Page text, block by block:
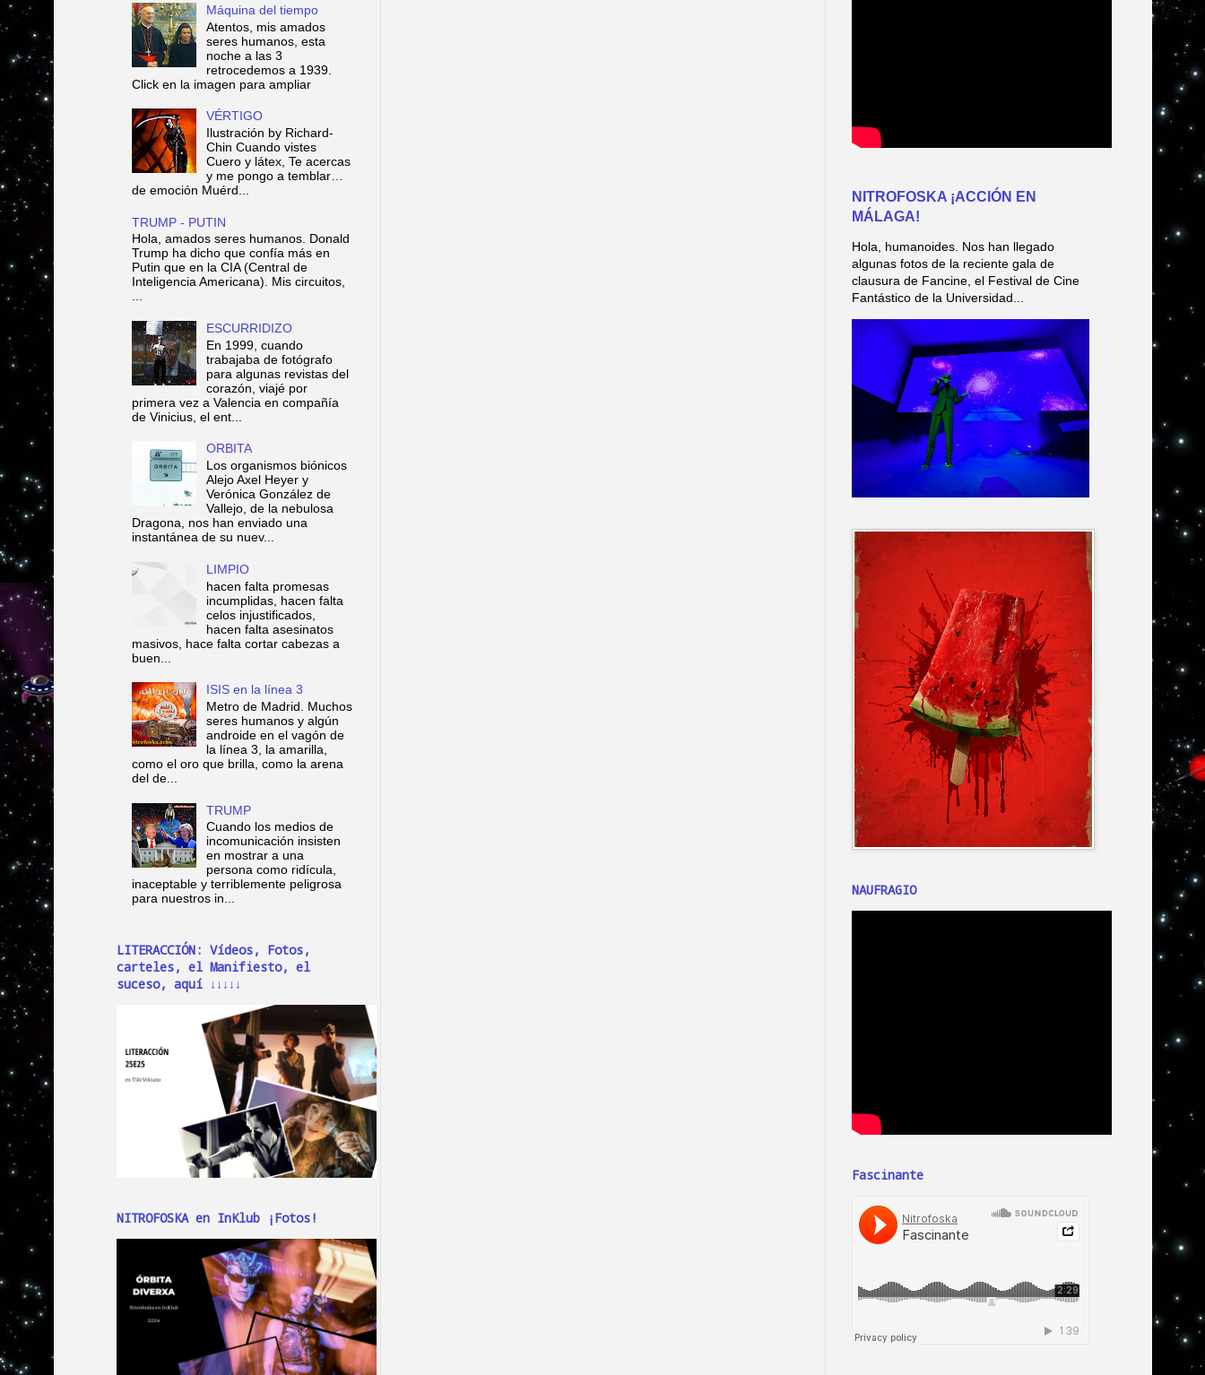
Máquina del tiempo
Atentos, mis amados
seres humanos, esta
noche a las 3
retrocedemos a 1939.
Click en la imagen para ampliar
VÉRTIGO
Ilustración by Richard-
Chin Cuando vistes
Cuero y látex, Te acercas
y me pongo a temblar…
de emoción Muérd...
TRUMP - PUTIN
Hola, amados seres humanos. Donald
Trump ha dicho que confía más en
Putin que en la CIA (Central de
Inteligencia Americana). Mis circuitos,
...
ESCURRIDIZO
En 1999, cuando
trabajaba de fotógrafo
para algunas revistas del
corazón, viajé por
primera vez a Valencia en compañía
de Vinicius, el ent...
ORBITA
Los organismos biónicos
Alejo Axel Heyer y
Verónica González de
Vallejo, de la nebulosa
Dragona, nos han enviado una
instantánea de su nuev...
LIMPIO
hacen falta promesas
incumplidas, hacen falta
celos injustificados,
hacen falta asesinatos
masivos, hace falta cortar cabezas a
buen...
ISIS en la línea 3
Metro de Madrid. Muchos
seres humanos y algún
androide en el vagón de
la línea 3, la amarilla,
como el oro que brilla, como la arena
del de...
TRUMP
Cuando los medios de
incomunicación insisten
en mostrar a una
persona como ridícula,
inaceptable y terriblemente peligrosa
para nuestros in...
LITERACCIÓN: Vídeos, Fotos,
carteles, el Manifiesto, el
suceso, aquí ↓↓↓↓↓
NITROFOSKA en InKlub ¡Fotos!
NITROFOSKA ¡ACCIÓN EN
MÁLAGA!
Hola, humanoides. Nos han llegado
algunas fotos de la reciente gala de
clausura de Fancine, el Festival de Cine
Fantástico de la Universidad...
NAUFRAGIO
Fascinante